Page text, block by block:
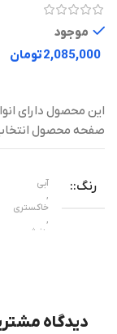
موجود
تومان
این محصول دارای
صفحه محصول
رنگ
آبی
,
خاکستری
,
بنفش
وزن ۵۶ گرم
دیدگاه